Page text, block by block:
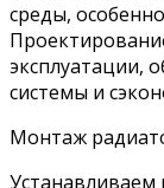
среды,
эксплуатации,
системы и
Монтаж